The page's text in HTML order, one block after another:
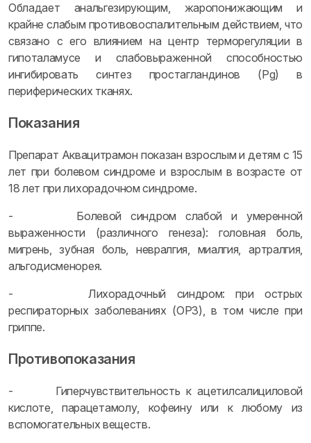
Обладает анальгезирующим, жаропонижающим и
крайне слабым противовоспалительным действием, что
связано с его влиянием на центр терморегуляции в
гипоталамусе и слабовыраженной способностью
ингибировать синтез простагландинов (Pg) в
периферических тканях.
Показания
Препарат Аквацитрамон показан взрослым и детям с 15
лет при болевом синдроме и взрослым в возрасте от
18 лет при лихорадочном синдроме.
- Болевой синдром слабой и умеренной
выраженности (различного генеза): головная боль,
мигрень, зубная боль, невралгия, миалгия, артралгия,
альгодисменорея.
- Лихорадочный синдром: при острых
респираторных заболеваниях (ОРЗ), в том числе при
гриппе.
Противопоказания
- Гиперчувствительность к ацетилсалициловой
кислоте, парацетамолу, кофеину или к любому из
вспомогательных веществ.